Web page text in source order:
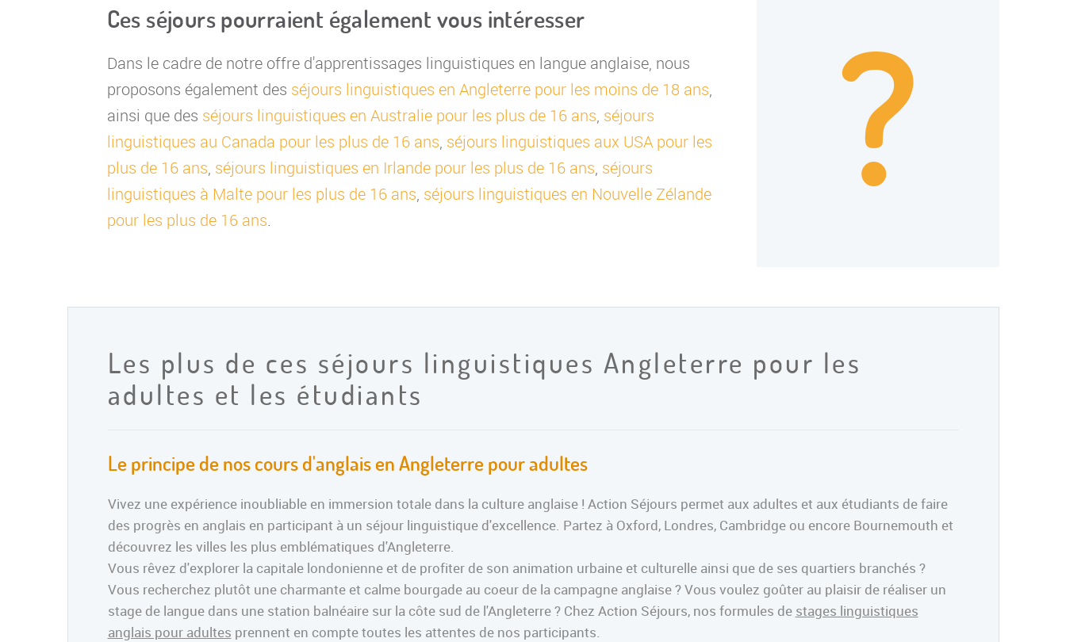
Ces séjours pourraient également vous intéresser
Dans le cadre de notre offre d'apprentissages linguistiques en langue anglaise, nous
proposons également des séjours linguistiques en Angleterre pour les moins de 18 ans,
ainsi que des séjours linguistiques en Australie pour les plus de 16 ans, séjours
linguistiques au Canada pour les plus de 16 ans, séjours linguistiques aux USA pour les
plus de 16 ans, séjours linguistiques en Irlande pour les plus de 16 ans, séjours
linguistiques à Malte pour les plus de 16 ans, séjours linguistiques en Nouvelle Zélande
pour les plus de 16 ans. ?
Les plus de ces séjours linguistiques Angleterre pour les
adultes et les étudiants
Le principe de nos cours d'anglais en Angleterre pour adultes
Vivez une expérience inoubliable en immersion totale dans la culture anglaise ! Action Séjours permet aux adultes et aux étudiants de faire
des progrès en anglais en participant à un séjour linguistique d'excellence. Partez à Oxford, Londres, Cambridge ou encore Bournemouth et
découvrez les villes les plus emblématiques d'Angleterre.
Vous rêvez d'explorer la capitale londonienne et de profiter de son animation urbaine et culturelle ainsi que de ses quartiers branchés ?
Vous recherchez plutôt une charmante et calme bourgade au coeur de la campagne anglaise ? Vous voulez goûter au plaisir de réaliser un
stage de langue dans une station balnéaire sur la côte sud de l'Angleterre ? Chez Action Séjours, nos formules de stages linguistiques
anglais pour adultes prennent en compte toutes les attentes de nos participants.